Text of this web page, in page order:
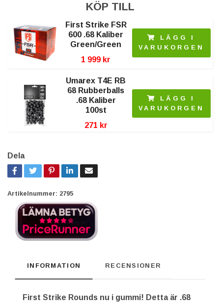
KÖP TILL
First Strike FSR
600 .68 Kaliber
Green/Green
1 999 kr
LÄGG I
VARUKORGEN
Umarex T4E RB
68 Rubberballs
.68 Kaliber
100st
271 kr
LÄGG I
VARUKORGEN
Dela
Artikelnummer: 2795
INFORMATION RECENSIONER
First Strike Rounds nu i gummi! Detta är .68